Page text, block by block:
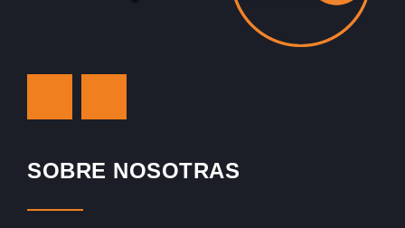
SOBRE NOSOTRAS